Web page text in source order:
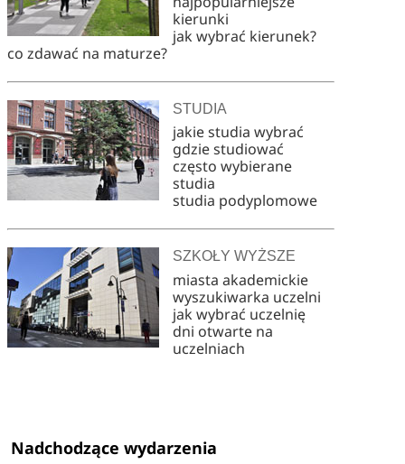
kierunki
jak wybrać kierunek?
co zdawać na maturze?
STUDIA
jakie studia wybrać
gdzie studiować
często wybierane
studia
studia podyplomowe
SZKOŁY WYŻSZE
miasta akademickie
wyszukiwarka uczelni
jak wybrać uczelnię
dni otwarte na
uczelniach
Nadchodzące wydarzenia